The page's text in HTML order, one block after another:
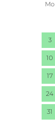
Mo
3
10
17
24
31